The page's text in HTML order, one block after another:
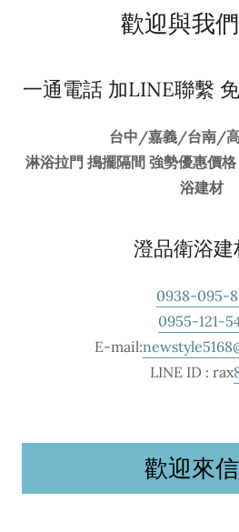
歡迎與我
一通電話 加LINE聯繫
台中/嘉義/台南/
淋浴拉門 搗擺隔間 強勢優惠價
浴建材
澄品衛浴建
0938-095-
0955-121-
E-mail:
LINE ID : rax
歡迎來信